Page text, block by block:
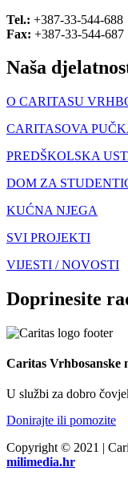
Tel.: +387-33-544-688
Fax: +387-33-544-687
Naša
O CARITASU
CARITASOVA
PREDŠKOLSKA
DOM ZA
KUĆNA NJEGA
SVI PROJEKTI
VIJESTI / NOVOSTI
Doprinesite
Caritas Vrhbosanske
U službi za dobro
Donirajte ili pomozite
Copyright © 2021 |
milimedia.hr